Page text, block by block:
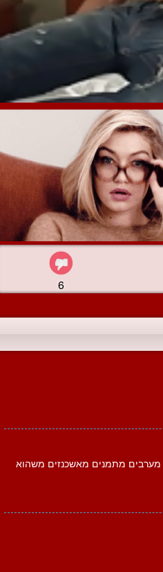
6
מערבים מתמנים מאשכנזים משהוא